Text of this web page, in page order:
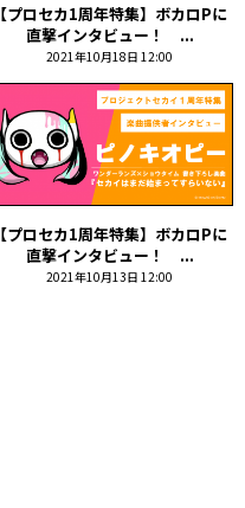
【プロセカ1周年特集】ボカロPに
直撃インタビュー！ ...
2021年10月18日 12:00
【プロセカ1周年特集】ボカロPに
直撃インタビュー！ ...
2021年10月13日 12:00